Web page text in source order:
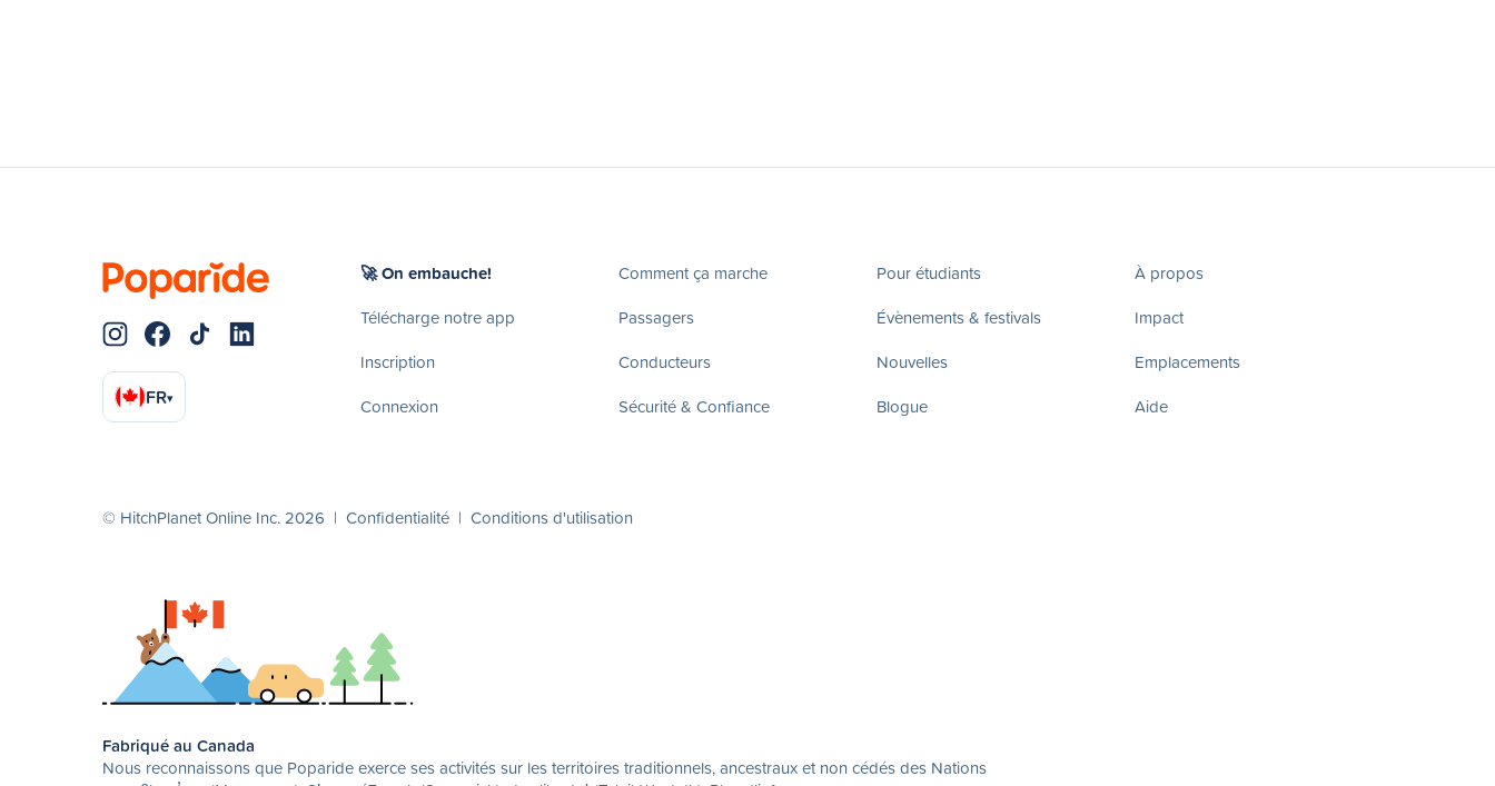
FR▾
🚀 On embauche!
Télécharge notre app
Inscription
Connexion
Comment ça marche
Passagers
Conducteurs
Sécurité & Confiance
Pour étudiants
Évènements & festivals
Nouvelles
Blogue
À propos
Impact
Emplacements
Aide
© HitchPlanet Online Inc. 2026 | Confidentialité | Conditions d'utilisation
Fabriqué au Canada
Nous reconnaissons que Poparide exerce ses activités sur les territoires traditionnels, ancestraux et non cédés des Nations